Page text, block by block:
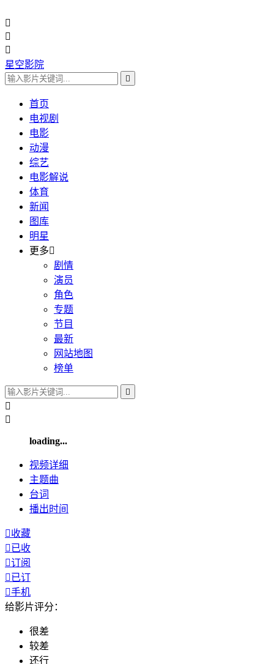



星空影院

首页
电视剧
电影
动漫
综艺
电影解说
体育
新闻
图库
明星
更多
剧情
演员
角色
专题
节目
最新
网站地图
榜单



loading...
视频详细
主题曲
台词
播出时间
收藏
已收
订阅
已订
手机
给影片评分：
很差
较差
还行